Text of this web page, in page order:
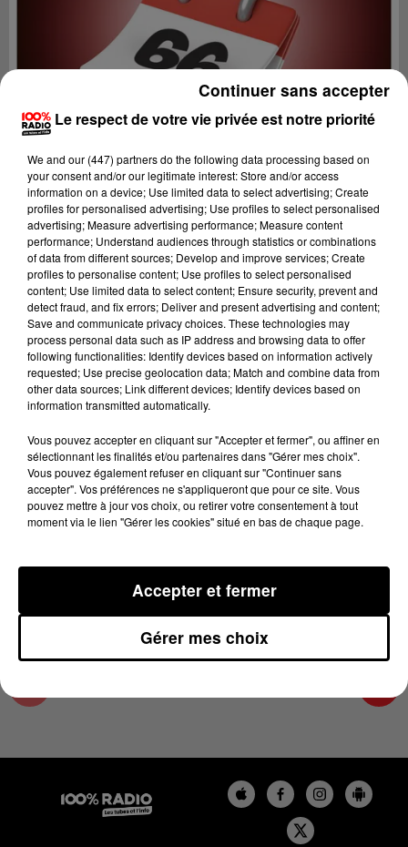
Lecture (1 min 14 sec)
100%
100% Radio l'agenda du Pays catalans
22 novembre 2024 - 1 min 14 sec
L'AGENDA DU PAYS CATALANS DU 22/11/2024
À 07H51
L'agenda du Pays catalan
Le respect de votre vie privée est notre priorité
We and our (447) partnersdo the following data processing based on
your consent and/or our legitimate interest: Store and/or access
information on a device; Use limited data to select advertising; Create
profiles for personalised advertising; Use profiles to select personalised
advertising; Measure advertising performance; Measure content
performance; Understand audiences through statistics or combinations
of data from different sources; Develop and improve services; Create
profiles to personalise content; Use profiles to select personalised
content; Use limited data to select content; Ensure security, prevent and
detect fraud, and fix errors; Deliver and present advertising and content;
Save and communicate privacy choices. These technologies may
process personal data such as IP address and browsing data to offer
following functionalities: Identify devices based on information actively
requested; Use precise geolocation data; Match and combine data from
other data sources; Link different devices; Identify devices based on
information transmitted automatically.
Vous pouvez accepter en cliquant sur "Accepter et fermer", ou affiner en
sélectionnant les finalités et/ou partenaires dans "Gérer mes choix".
Vous pouvez également refuser en cliquant sur "Continuer sans
accepter". Vos préférences ne s'appliqueront que pour ce site. Vous
pouvez mettre à jour vos choix, ou retirer votre consentement à tout
moment via le lien "Gérer les cookies" situé en bas de chaque page.
Gérer mes choix
Accepter et fermer
Continuer sans accepter